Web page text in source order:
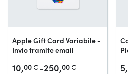
Apple Gift Card Variabile -
Invio tramite email
10,00€-250,00€ 5,